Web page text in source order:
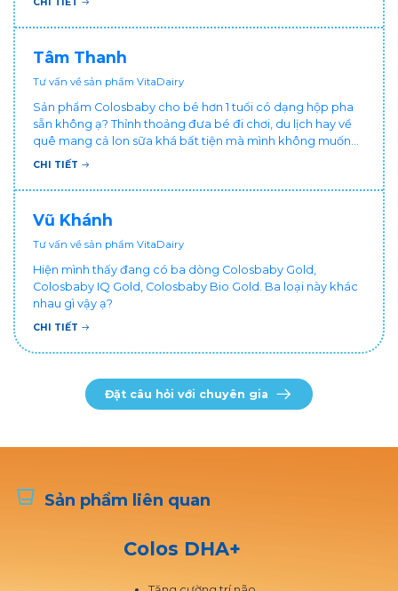
chăm cháu hay ốm ạ?. Cảm ơn bác sĩ.
CHI TIẾT
Tâm Thanh
Tư vấn về sản phẩm VitaDairy
Sản phẩm Colosbaby cho bé hơn 1 tuổi có dạng hộp pha
sẵn không ạ? Thỉnh thoảng đưa bé đi chơi, du lịch hay về
quê mang cả lon sữa khá bất tiện mà mình không muốn
đổi cho bé dùng sữa tươi hộp khác sợ bé nạ sữa ảnh
CHI TIẾT
Vũ Khánh
Tư vấn về sản phẩm VitaDairy
Hiện mình thấy đang có ba dòng Colosbaby Gold,
Colosbaby IQ Gold, Colosbaby Bio Gold. Ba loại này khác
nhau gì vậy ạ?
CHI TIẾT
Đặt câu hỏi với chuyên gia
Sản phẩm liên quan
Colos DHA+